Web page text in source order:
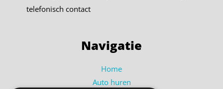
telefonisch contact
Navigatie
Home
Auto huren